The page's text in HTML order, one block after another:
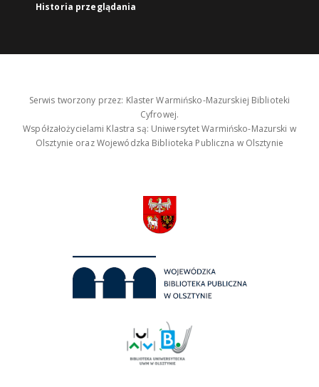
Historia przeglądania
Serwis tworzony przez: Klaster Warmińsko-Mazurskiej Biblioteki
Cyfrowej.
Współzałożycielami Klastra są: Uniwersytet Warmińsko-Mazurski w
Olsztynie oraz Wojewódzka Biblioteka Publiczna w Olsztynie